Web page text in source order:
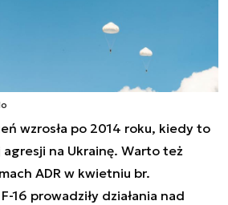
wzrosła po 2014 roku, kiedy to
agresji na Ukrainę. Warto też
ADR w kwietniu br.
16 prowadziły działania nad